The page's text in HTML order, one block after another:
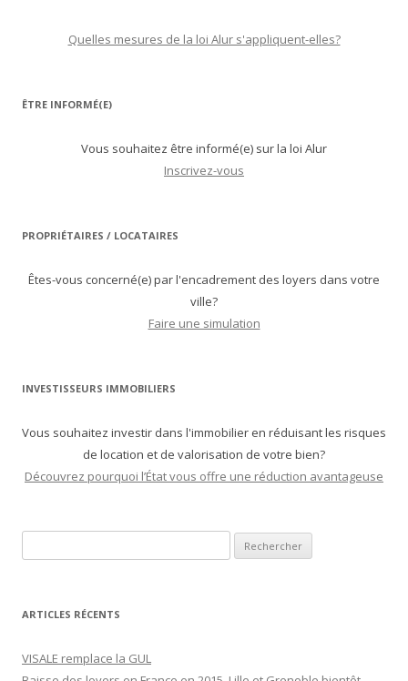
Quelles mesures de la loi Alur s'appliquent-elles?
ÊTRE INFORMÉ(E)
Vous souhaitez être informé(e) sur la loi Alur
Inscrivez-vous
PROPRIÉTAIRES / LOCATAIRES
Êtes-vous concerné(e) par l'encadrement des loyers dans votre
ville?
Faire une simulation
INVESTISSEURS IMMOBILIERS
Vous souhaitez investir dans l'immobilier en réduisant les risques
de location et de valorisation de votre bien?
Découvrez pourquoi l’État vous offre une réduction avantageuse
ARTICLES RÉCENTS
VISALE remplace la GUL